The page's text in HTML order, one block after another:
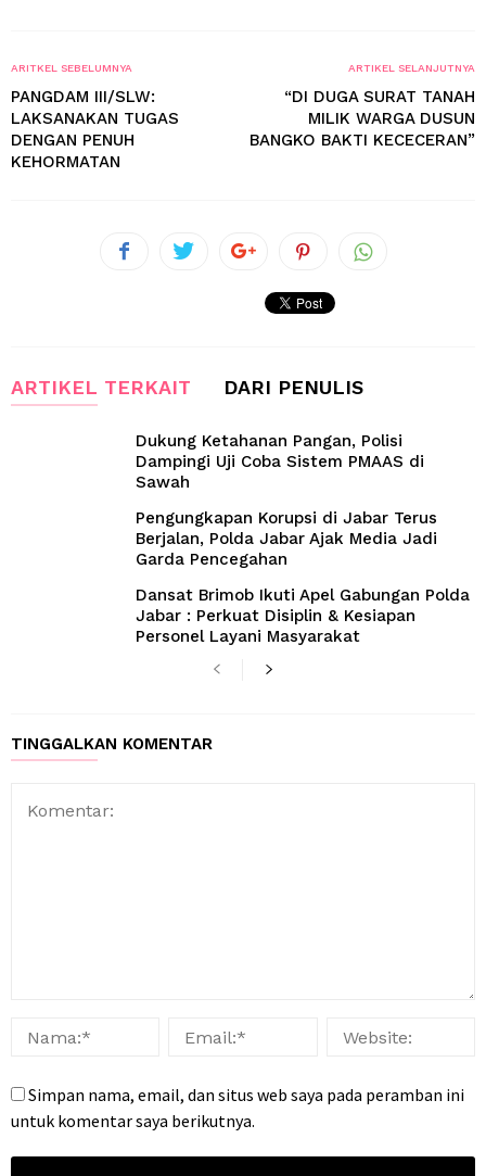
ARITKEL SEBELUMNYA
PANGDAM III/SLW:
LAKSANAKAN TUGAS
DENGAN PENUH
KEHORMATAN
ARTIKEL SELANJUTNYA
“DI DUGA SURAT TANAH
MILIK WARGA DUSUN
BANGKO BAKTI KECECERAN”
ARTIKEL TERKAIT DARI PENULIS
Dukung Ketahanan Pangan, Polisi
Dampingi Uji Coba Sistem PMAAS di
Sawah
Pengungkapan Korupsi di Jabar Terus
Berjalan, Polda Jabar Ajak Media Jadi
Garda Pencegahan
Dansat Brimob Ikuti Apel Gabungan Polda
Jabar : Perkuat Disiplin & Kesiapan
Personel Layani Masyarakat
TINGGALKAN KOMENTAR
Simpan nama, email, dan situs web saya pada peramban ini
untuk komentar saya berikutnya.